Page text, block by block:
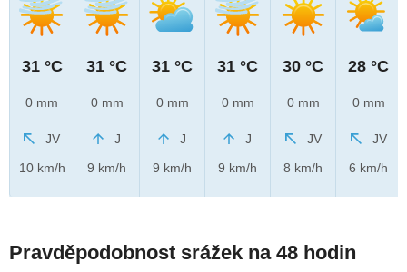
31 °C
0 mm
JV
10 km/h
31 °C
0 mm
J
9 km/h
31 °C
0 mm
J
9 km/h
31 °C
0 mm
J
9 km/h
30 °C
0 mm
JV
8 km/h
28 °C
0 mm
JV
6 km/h
Pravděpodobnost srážek na 48 hodin